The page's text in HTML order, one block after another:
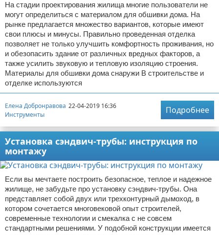
На стадии проектирования жилища многие пользователи не
могут определиться с материалом для обшивки дома. На
рынке предлагается множество вариантов, которые имеют
свои плюсы и минусы. Правильно проведенная отделка
позволяет не только улучшить комфортность проживания, но
и обезопасить здание от различных вредных факторов, а
также усилить звуковую и тепловую изоляцию строения.
Материалы для обшивки дома снаружи В строительстве и
отделке используются
Елена Добронравова 22-04-2019 16:36
Инструменты
Подробнее
Установка сэндвич-трубы: инструкция по
монтажу
Если вы мечтаете построить безопасное, теплое и надежное
жилище, не забудьте про установку сэндвич-трубы. Она
представляет собой двух или трехконтурный дымоход, в
котором сочетается многовековой опыт строителей,
современные технологии и смекалка с не совсем
стандартными решениями. У подобной конструкции имеется